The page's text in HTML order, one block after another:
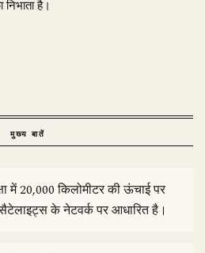
है।
मुख्य बातें
में 20,000 किलोमीटर की ऊंचाई पर
के नेटवर्क पर आधारित है।